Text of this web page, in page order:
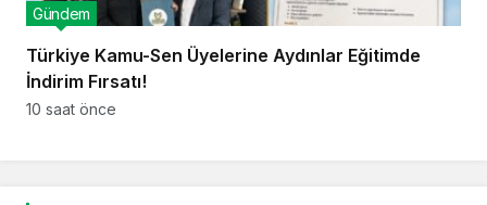
Türkiye Kamu-Sen Üyelerine Aydınlar Eğitimde
İndirim Fırsatı!
Gündem
10 saat önce